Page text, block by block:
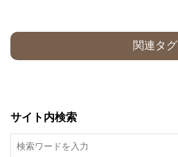
関連タグ
サイト内検索